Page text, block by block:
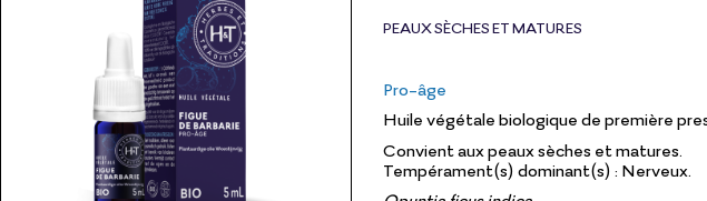
PEAUX SÈCHES ET MATURES
Pro-âge
Huile végétale biologique de première
Convient aux peaux sèches et matures.
Tempérament(s) dominant(s) : Nerveux.